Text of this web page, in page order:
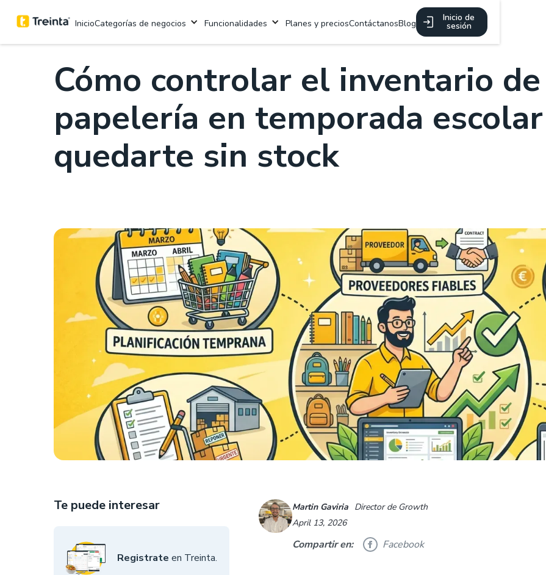
InicioCategorías de negocios Funcionalidades Planes y preciosContáctanosBlog
Inicio de
sesión
Cómo controlar el inventario
papelería en temporada
quedarte sin stock
Te puede interesar
Registrate en Treinta.
Martin Gaviria Director de Growth
April 13, 2026
Compartir en: Facebook